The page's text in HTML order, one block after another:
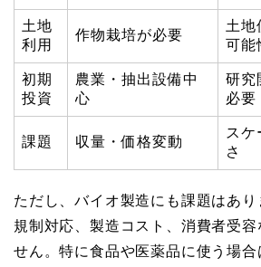
土地
利用
作物栽培が必要
土地
可能
初期
投資
農業・抽出設備中
心
研究
必要
課題 収量・価格変動
スケ
さ
ただし、バイオ製造にも課題はあり
規制対応、製造コスト、消費者受容
せん。特に食品や医薬品に使う場